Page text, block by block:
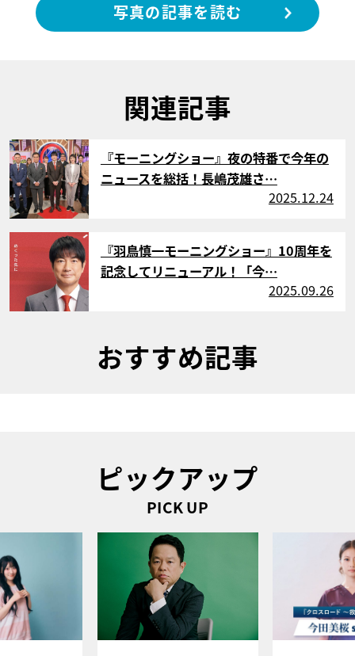
写真の記事を読む
関連記事
サムネイル
『モーニングショー』夜の特番で今年の
ニュースを総括！長嶋茂雄さ…
2025.12.24
サムネイル
『羽鳥慎一モーニングショー』10周年を
記念してリニューアル！「今…
2025.09.26
おすすめ記事
ピックアップ
PICK UP